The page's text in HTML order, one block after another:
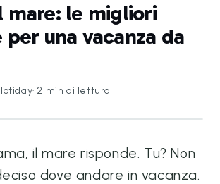
mare: le migliori
una vacanza da
· 2 min di lettura
il mare risponde. Tu? Non
dove andare in vacanza.